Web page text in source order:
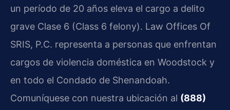
un período de 20 años eleva el cargo a delito
grave Clase 6 (Class 6 felony). Law Offices Of
SRIS, P.C. representa a personas que enfrentan
cargos de violencia doméstica en Woodstock y
en todo el Condado de Shenandoah.
Comuníquese con nuestra ubicación al (888)